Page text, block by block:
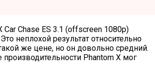
Car Chase ES 3.1 (offscreen 1080p)
неплохой результат относительно
же цене, но он довольно средний.
Phantom X мог